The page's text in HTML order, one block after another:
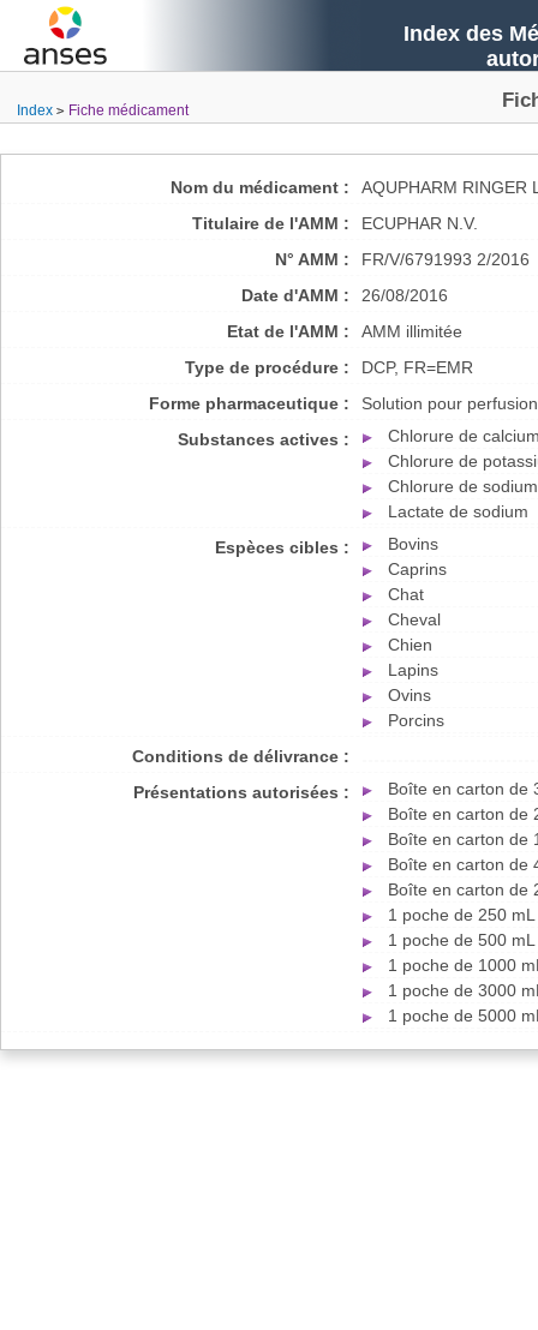
Index des
Index Fiche médicament
Nom du médicament :
AQUPHARM RINGER
Titulaire de l'AMM :
ECUPHAR N.V.
N° AMM :
FR/V/6791993 2/2016
Date d'AMM :
26/08/2016
Etat de l'AMM :
AMM illimitée
Type de procédure :
DCP, FR=EMR
Forme pharmaceutique :
Solution pour perfusion
Substances actives :
Chlorure de
Chlorure de
Chlorure de sodium
Lactate de sodium
Espèces cibles :
Bovins
Caprins
Chat
Cheval
Chien
Lapins
Ovins
Porcins
Conditions de délivrance :
Présentations autorisées :
Boîte en carton de
Boîte en carton de
Boîte en carton de
Boîte en carton de
Boîte en carton de
1 poche de 250
1 poche de 500
1 poche de 1000
1 poche de 3000
1 poche de 5000